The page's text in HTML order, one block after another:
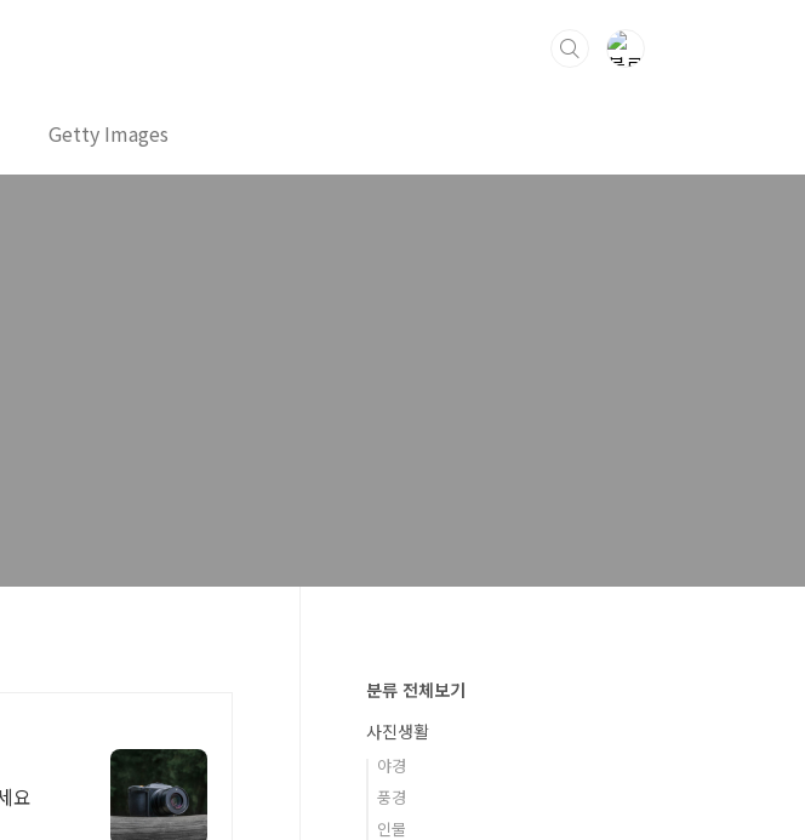
Getty Images
요
분류 전체보기
사진생활
야경
풍경
인물